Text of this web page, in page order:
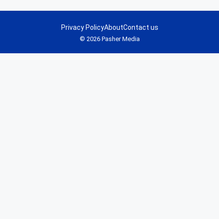
© 2026 Pasher Media
Privacy PolicyAboutContact us